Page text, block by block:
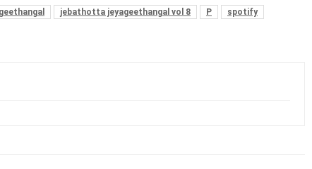
jebathotta jeyageethangal vol 8 P
spotify